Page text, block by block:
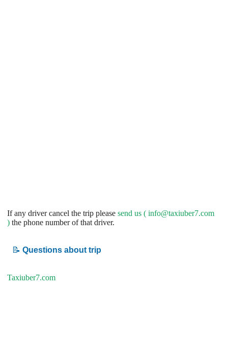
If any driver cancel the trip please send us ( info@taxiuber7.com
) the phone number of that driver.
📝 Questions about trip
Taxiuber7.com